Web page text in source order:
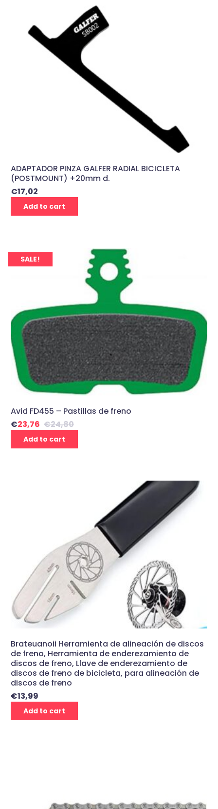
ADAPTADOR PINZA GALFER RADIAL BICICLETA
(POSTMOUNT) +20mm d.
€17,02
Add to cart
SALE!
Avid FD455 – Pastillas de freno
€24,80
€23,76
Add to cart
Brateuanoii Herramienta de alineación de discos
de freno, Herramienta de enderezamiento de
discos de freno, Llave de enderezamiento de
discos de freno de bicicleta, para alineación de
discos de freno
€13,99
Add to cart